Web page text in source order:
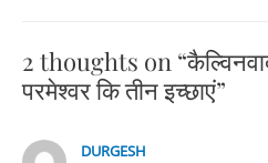
2 thoughts on
परमेश्वर कि तीन इच्छाएं”
DURGESH